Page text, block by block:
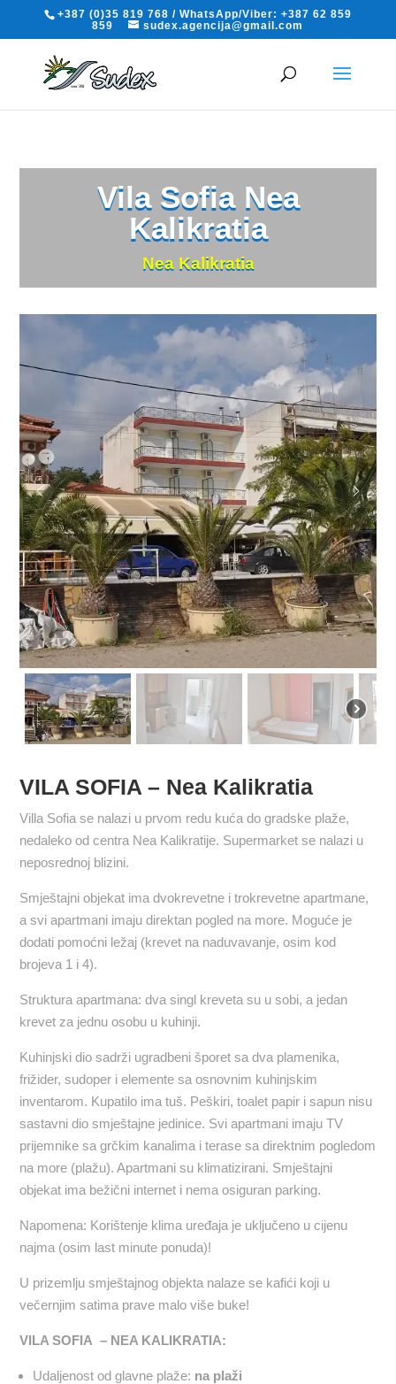
+387 (0)35 819 768 / WhatsApp/Viber: +387 62 859
859
sudex.agencija@gmail.com
Vila Sofia Nea
Kalikratia
Nea Kalikratia
VILA SOFIA – Nea Kalikratia
Villa Sofia se nalazi u prvom redu kuća do gradske plaže,
nedaleko od centra Nea Kalikratije. Supermarket se nalazi u
neposrednoj blizini.
Smještajni objekat ima dvokrevetne i trokrevetne apartmane,
a svi apartmani imaju direktan pogled na more. Moguće je
dodati pomoćni ležaj (krevet na naduvavanje, osim kod
brojeva 1 i 4).
Struktura apartmana: dva singl kreveta su u sobi, a jedan
krevet za jednu osobu u kuhinji.
Kuhinjski dio sadrži ugradbeni šporet sa dva plamenika,
frižider, sudoper i elemente sa osnovnim kuhinjskim
inventarom. Kupatilo ima tuš. Peškiri, toalet papir i sapun nisu
sastavni dio smještajne jedinice. Svi apartmani imaju TV
prijemnike sa grčkim kanalima i terase sa direktnim pogledom
na more (plažu). Apartmani su klimatizirani. Smještajni
objekat ima bežični internet i nema osiguran parking.
Napomena: Korištenje klima uređaja je uključeno u cijenu
najma (osim last minute ponuda)!
U prizemlju smještajnog objekta nalaze se kafići koji u
večernjim satima prave malo više buke!
VILA SOFIA – NEA KALIKRATIA:
Udaljenost od glavne plaže: na plaži